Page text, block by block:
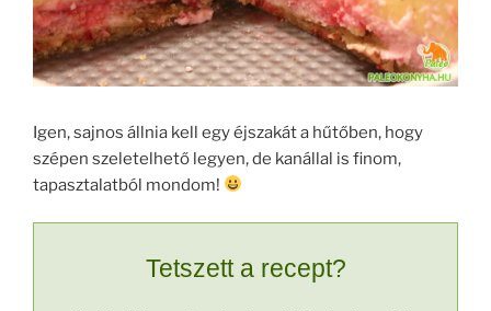
Igen, sajnos állnia kell egy éjszakát a hűtőben, hogy
szépen szeletelhető legyen, de kanállal is finom,
tapasztalatból mondom!
Tetszett a recept?